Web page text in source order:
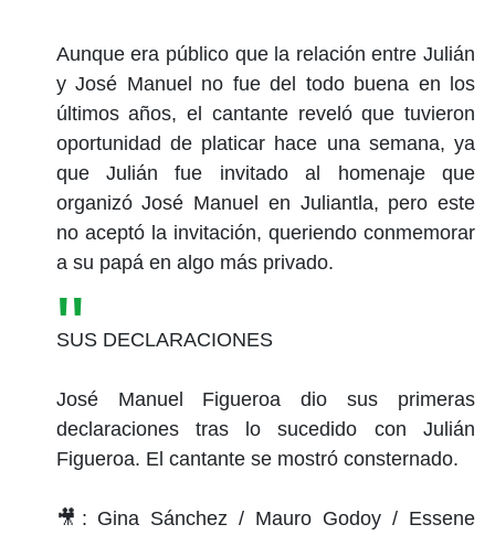
Aunque era público que la relación entre Julián
y José Manuel no fue del todo buena en los
últimos años, el cantante reveló que tuvieron
oportunidad de platicar hace una semana, ya
que Julián fue invitado al homenaje que
organizó José Manuel en Juliantla, pero este
no aceptó la invitación, queriendo conmemorar
a su papá en algo más privado.
SUS DECLARACIONES
José Manuel Figueroa dio sus primeras
declaraciones tras lo sucedido con Julián
Figueroa. El cantante se mostró consternado.
🎥: Gina Sánchez / Mauro Godoy / Essene